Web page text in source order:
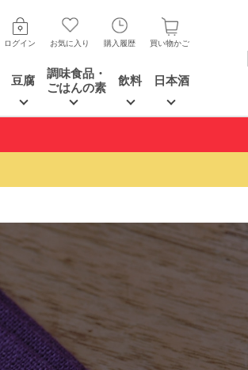
ログイン お気に入り 購入履歴 買い物かご
豆腐
調味食品・
ごはんの素
飲料 日本酒